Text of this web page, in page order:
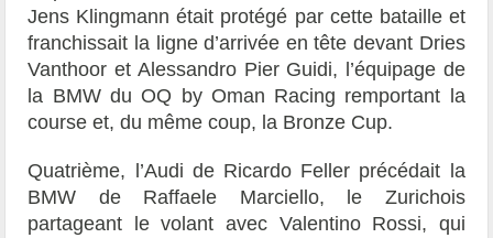
Jens Klingmann était protégé par cette bataille et
franchissait la ligne d’arrivée en tête devant Dries
Vanthoor et Alessandro Pier Guidi,
l’équipage de
la BMW du OQ by Oman Racing remportant la
course et, du même coup, la Bronze Cup.
Quatrième, l’Audi de Ricardo Feller précédait la
BMW de Raffaele Marciello, le Zurichois
partageant le volant avec Valentino Rossi, qui